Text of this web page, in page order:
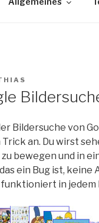
Bildersuche von
an. Du wirst
bewegen und in
ein Bug ist, keine
funktioniert in jedem